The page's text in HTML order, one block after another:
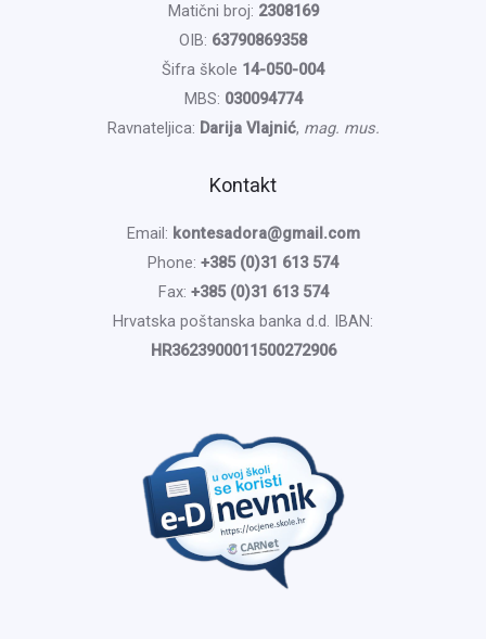
Matični broj: 2308169
OIB: 63790869358
Šifra škole 14-050-004
MBS: 030094774
Ravnateljica: Darija Vlajnić, mag. mus.
Kontakt
Email: kontesadora@gmail.com
Phone: +385 (0)31 613 574
Fax: +385 (0)31 613 574
Hrvatska poštanska banka d.d. IBAN:
HR3623900011500272906